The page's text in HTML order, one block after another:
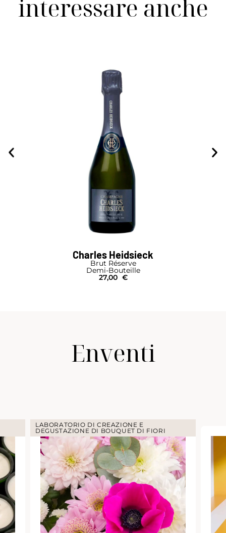
interessare anche
Charles Heidsieck
Brut Réserve
Demi-Bouteille
27,00 €
Enventi
LABORATORIO DI CREAZIONE E
DEGUSTAZIONE DI BOUQUET DI FIORI